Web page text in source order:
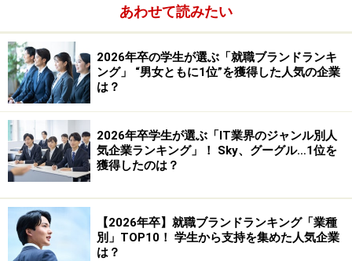
あわせて読みたい
2026年卒の学生が選ぶ「就職ブランドランキ
ング」 “男女ともに1位”を獲得した人気の企業
は？
2026年卒学生が選ぶ「IT業界のジャンル別人
気企業ランキング」！ Sky、グーグル…1位を
獲得したのは？
【2026年卒】就職ブランドランキング「業種
別」TOP10！ 学生から支持を集めた人気企業
は？